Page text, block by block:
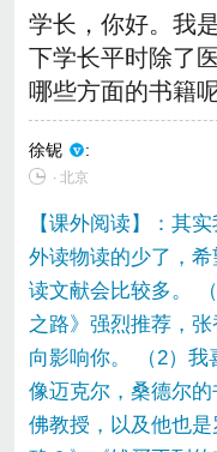
学长，你好。我
下学长平时除了
哪些方面的书籍
徐铌 :
∙ 北京
【课外阅读】：其
外读物读的少了，
读文献会比较多。
之路》强烈推荐，
向影响你。 （2）我
像迈克尔，桑德尔的
佛教授，以及他也